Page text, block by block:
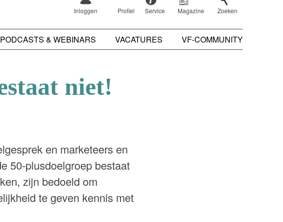
Inloggen Profiel Service Magazine Zoeken
PODCASTS & WEBINARS VACATURES VF-COMMUNITY
niet!
en marketeers en
50-plusdoelgroep bestaat
zijn bedoeld om
te geven kennis met